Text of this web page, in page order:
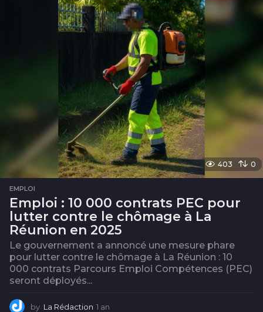
403 0
EMPLOI
Emploi : 10 000 contrats PEC pour
lutter contre le chômage à La
Réunion en 2025
Le gouvernement a annoncé une mesure phare
pour lutter contre le chômage à La Réunion : 10
000 contrats Parcours Emploi Compétences (PEC)
seront déployés...
by La Rédaction 1 an